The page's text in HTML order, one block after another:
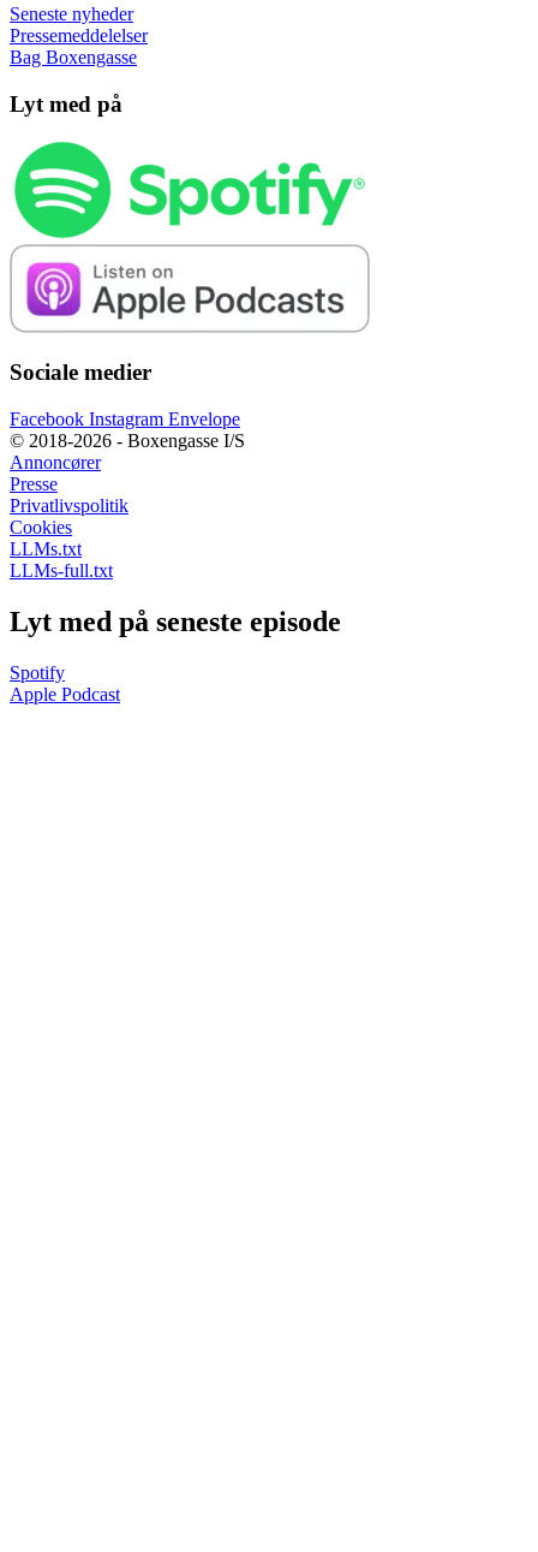
Seneste nyheder
Pressemeddelelser
Bag Boxengasse
Lyt med på
Sociale medier
Facebook Instagram Envelope
© 2018-2026 - Boxengasse I/S
Annoncører
Presse
Privatlivspolitik
Cookies
LLMs.txt
LLMs-full.txt
Lyt med på seneste episode
Spotify
Apple Podcast